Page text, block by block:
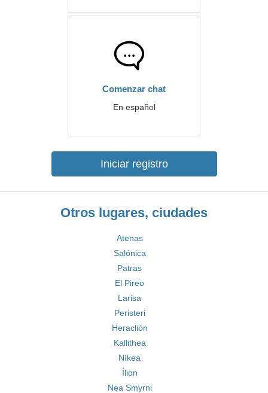
Comenzar chat
En español
Iniciar registro
Otros lugares, ciudades
Atenas
Salónica
Patras
El Pireo
Larisa
Peristeri
Heraclión
Kallithea
Níkea
Ílion
Nea Smyrni